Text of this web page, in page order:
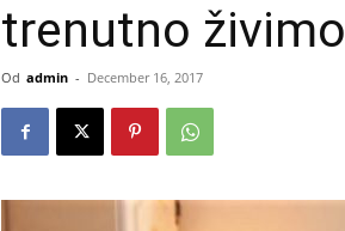
trenutno živimo
Od admin - December 16, 2017